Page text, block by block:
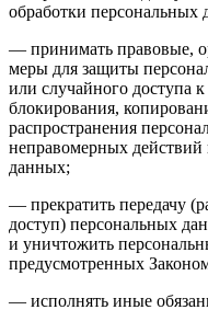
обработки персональных
— принимать правовые,
меры для защиты
или случайного доступа
блокирования,
распространения
неправомерных
данных;
— прекратить передачу
доступ) персональных
и уничтожить
предусмотренных
— исполнять иные